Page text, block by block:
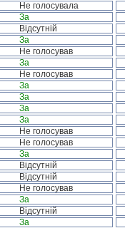
Не голосувала
За
Відсутній
За
Не голосував
За
Не голосував
За
За
За
За
Не голосував
Не голосував
За
Відсутній
Відсутній
Не голосував
За
Відсутній
За